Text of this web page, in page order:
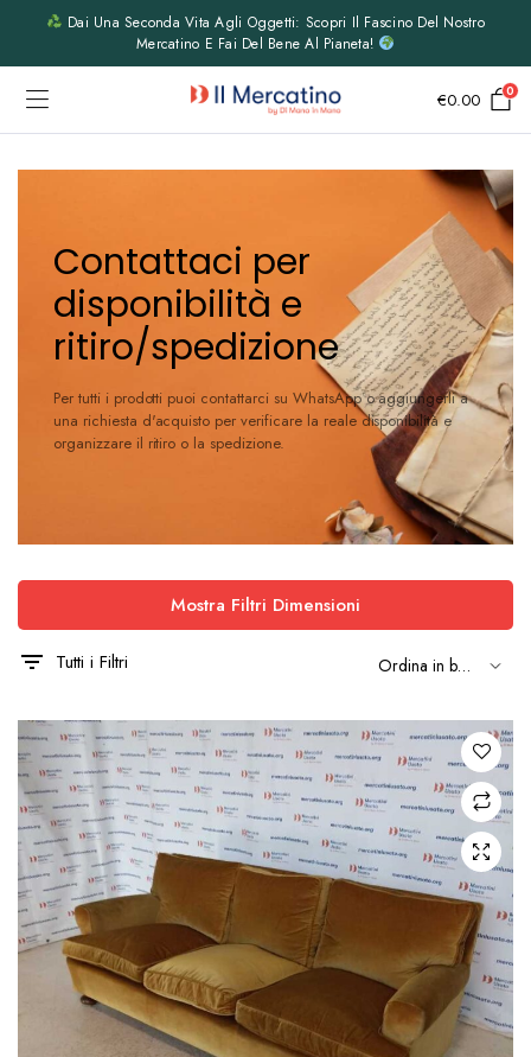
Dai Una Seconda Vita Agli Oggetti: Scopri Il Fascino Del Nostro
Mercatino E Fai Del Bene Al Pianeta!
€0.00 0
Contattaci per
disponibilità e
ritiro/spedizione
Per tutti i prodotti puoi contattarci su WhatsApp o aggiungerli a
una richiesta d'acquisto per verificare la reale disponibilità e
organizzare il ritiro o la spedizione.
Mostra Filtri Dimensioni
Tutti i Filtri